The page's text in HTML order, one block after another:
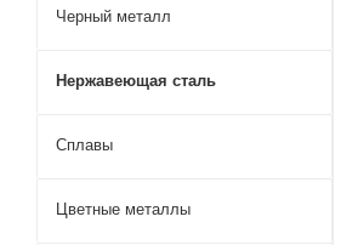
Черный металл
Нержавеющая сталь
Сплавы
Цветные металлы